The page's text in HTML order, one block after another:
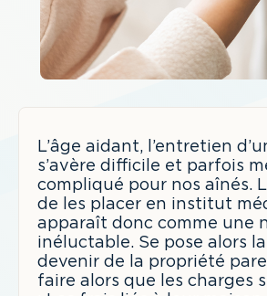
L’âge aidant, l’entretien
s’avère difficile et parfois
compliqué pour nos aînés.
de les placer en institut
apparaît donc comme une
inéluctable. Se pose alors
devenir de la propriété
faire alors que les charges